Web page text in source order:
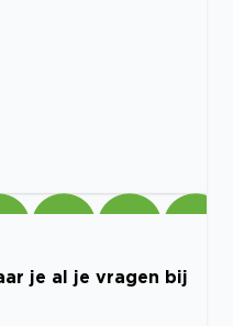
je al je vragen bij